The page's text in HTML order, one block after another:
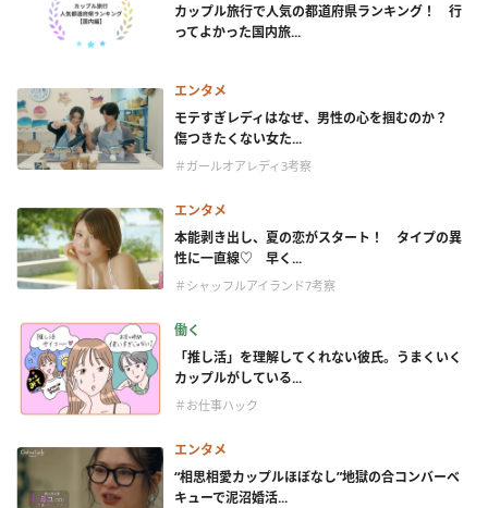
カップル旅行で人気の都道府県ランキング！ 行
ってよかった国内旅...
エンタメ
モテすぎレディはなぜ、男性の心を掴むのか？
傷つきたくない女た...
＃ガールオアレディ3考察
エンタメ
本能剥き出し、夏の恋がスタート！ タイプの異
性に一直線♡ 早く...
＃シャッフルアイランド7考察
働く
「推し活」を理解してくれない彼氏。うまくいく
カップルがしている...
＃お仕事ハック
エンタメ
“相思相愛カップルほぼなし”地獄の合コンバーベ
キューで泥沼婚活...